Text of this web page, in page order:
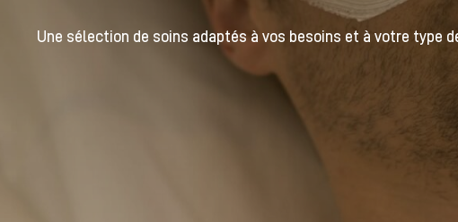
Une sélection de soins adaptés à vos besoins et à votre type